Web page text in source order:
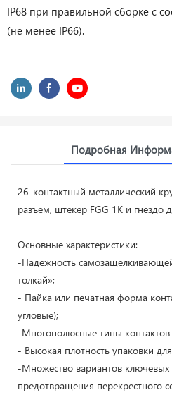
IP68 при правильной сборке с
(не менее IP66).
Подробная
26-контактный металлический
разъем, штекер FGG 1K и гнездо
Основные характеристики:
-Надежность
толкай»;
- Пайка или печатная форма
угловые);
-Многополюсные типы
- Высокая плотность упаковки
-Множество вариантов ключевых
предотвращения перекрестного